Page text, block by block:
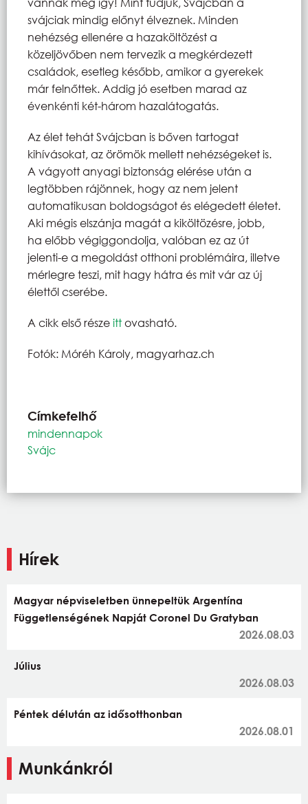
svájciak mindig előnyt élveznek. Minden
nehézség ellenére a hazaköltözést a
közeljövőben nem tervezik a megkérdezett
családok, esetleg később, amikor a gyerekek
már felnőttek. Addig jó esetben marad az
évenkénti két-három hazalátogatás.
Az élet tehát Svájcban is bőven tartogat
kihívásokat, az örömök mellett nehézségeket is.
A vágyott anyagi biztonság elérése után a
legtöbben rájönnek, hogy az nem jelent
automatikusan boldogságot és elégedett életet.
Aki mégis elszánja magát a kiköltözésre, jobb,
ha előbb végiggondolja, valóban ez az út
jelenti-e a megoldást otthoni problémáira, illetve
mérlegre teszi, mit hagy hátra és mit vár az új
élettől cserébe.
A cikk első részeittovasható.
Fotók: Móréh Károly, magyarhaz.ch
Címkefelhő
mindennapok
Svájc
Hírek
Magyar népviseletben ünnepeltük Argentína
Függetlenségének Napját Coronel Du Gratyban
2026.08.03
Július
2026.08.03
Péntek délután az idősotthonban
2026.08.01
Munkánkról